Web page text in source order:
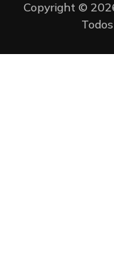
Copyright ©